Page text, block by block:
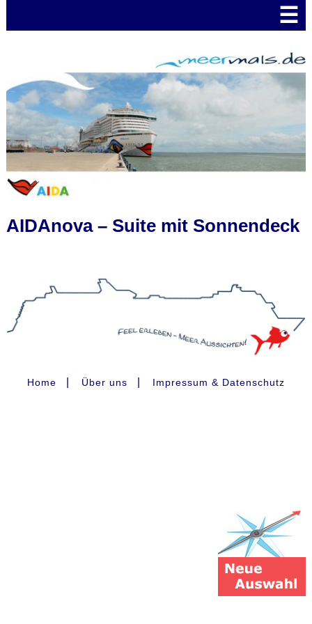
☰
AIDAnova – Suite mit Sonnendeck
Home Über uns Impressum & Datenschutz